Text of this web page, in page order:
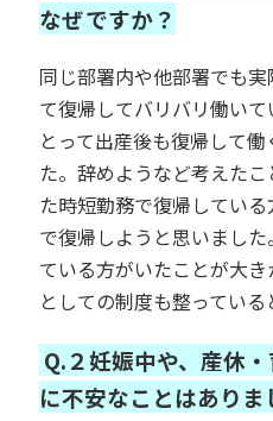
なぜですか？
同じ部署内や他部署でも
て復帰してバリバリ働い
とって出産後も復帰して
た。辞めようなど考えた
た時短勤務で復帰してい
で復帰しようと思いまし
ている方がいたことが大
としての制度も整っている
Q.２妊娠中や、産休
に不安なことはありま